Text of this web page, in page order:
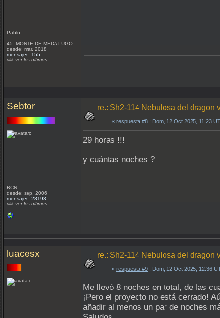
Pablo
45 MONTE DE MEDA LUGO
desde: mar, 2018
mensajes: 155
clik ver los últimos
Sebtor
BCN
desde: sep, 2006
mensajes: 28193
clik ver los últimos
re.: Sh2-114 Nebulosa del dragon
« respuesta #8 : Dom, 12 Oct 2025, 11:23
29 horas !!!
y cuántas noches ?
luacesx re.: Sh2-114 Nebulosa del dragon
« respuesta #9 : Dom, 12 Oct 2025, 12:36
Me llevó 8 noches en total, de las
​¡Pero el proyecto no está cerrado!
añadir al menos un par de noches